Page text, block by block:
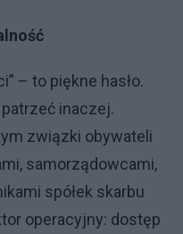
– to piękne hasło.
inaczej.
związki obywateli
samorządowcami,
spółek skarbu
operacyjny: dostęp